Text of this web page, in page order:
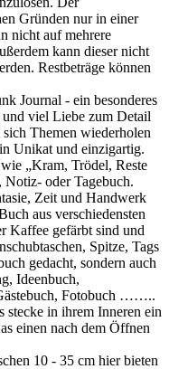
Gründen nur in einer
nicht auf mehrere
kann dieser nicht
Restbeträge können
Journal - ein besonderes
viel Liebe zum Detail
Themen wiederholen
Unikat und einzigartig.
„Kram, Trödel, Reste
Notiz- oder Tagebuch.
Zeit und Handwerk
aus verschiedensten
Kaffee gefärbt sind und
Spitze, Tags
gedacht, sondern auch
Ideenbuch,
Fotobuch ……..
stecke in ihrem Inneren ein
einen nach dem Öffnen
10 - 35 cm hier bieten